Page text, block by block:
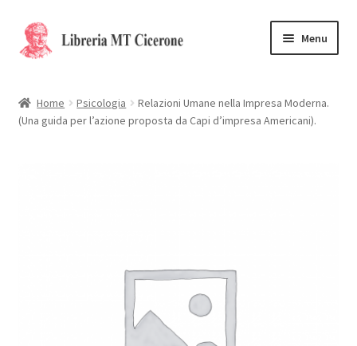
Vai
alla
Vai
al
Menu
Libri rari
Home Psicologia
Relazioni Umane nella Impresa Moderna.
(Una guida per l’azione proposta da Capi d’impresa Americani).